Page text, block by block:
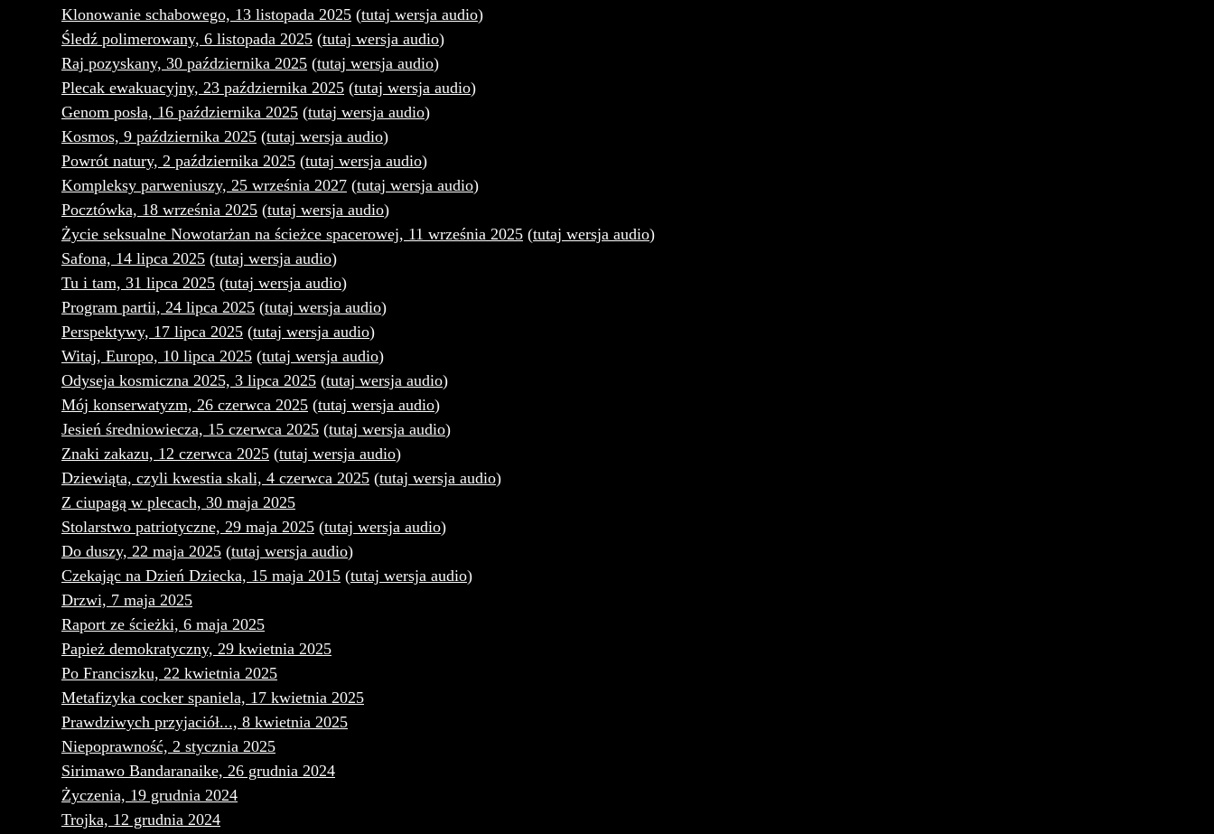
Klonowanie schabowego, 13 listopada 2025 (tutaj wersja audio)
Śledź polimerowany, 6 listopada 2025 (tutaj wersja audio)
Raj pozyskany, 30 października 2025 (tutaj wersja audio)
Plecak ewakuacyjny, 23 października 2025 (tutaj wersja audio)
Genom posła, 16 października 2025 (tutaj wersja audio)
Kosmos, 9 października 2025 (tutaj wersja audio)
Powrót natury, 2 października 2025 (tutaj wersja audio)
Kompleksy parweniuszy, 25 września 2027 (tutaj wersja audio)
Pocztówka, 18 września 2025 (tutaj wersja audio)
Życie seksualne Nowotarżan na ścieżce spacerowej, 11 września 2025 (tutaj wersja audio)
Safona, 14 lipca 2025 (tutaj wersja audio)
Tu i tam, 31 lipca 2025 (tutaj wersja audio)
Program partii, 24 lipca 2025 (tutaj wersja audio)
Perspektywy, 17 lipca 2025 (tutaj wersja audio)
Witaj, Europo, 10 lipca 2025 (tutaj wersja audio)
Odyseja kosmiczna 2025, 3 lipca 2025 (tutaj wersja audio)
Mój konserwatyzm, 26 czerwca 2025 (tutaj wersja audio)
Jesień średniowiecza, 15 czerwca 2025 (tutaj wersja audio)
Znaki zakazu, 12 czerwca 2025 (tutaj wersja audio)
Dziewiąta, czyli kwestia skali, 4 czerwca 2025 (tutaj wersja audio)
Z ciupagą w plecach, 30 maja 2025
Stolarstwo patriotyczne, 29 maja 2025 (tutaj wersja audio)
Do duszy, 22 maja 2025 (tutaj wersja audio)
Czekając na Dzień Dziecka, 15 maja 2015 (tutaj wersja audio)
Drzwi, 7 maja 2025
Raport ze ścieżki, 6 maja 2025
Papież demokratyczny, 29 kwietnia 2025
Po Franciszku, 22 kwietnia 2025
Metafizyka cocker spaniela, 17 kwietnia 2025
Prawdziwych przyjaciół..., 8 kwietnia 2025
Niepoprawność, 2 stycznia 2025
Sirimawo Bandaranaike, 26 grudnia 2024
Życzenia, 19 grudnia 2024
Trojka, 12 grudnia 2024